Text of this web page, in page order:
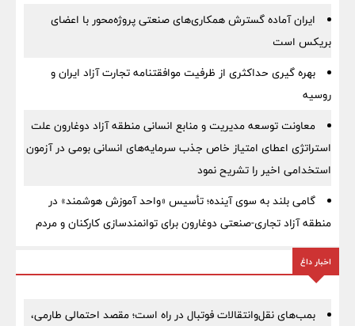
ایران آماده گسترش همکاری‌های صنعتی پروژه‌محور با اعضای
بریکس است
بهره گیری حداکثری از ظرفیت موافقتنامه تجارت آزاد ایران و
روسیه
معاونت توسعه مدیریت و منابع انسانی منطقه آزاد دوغارون علت
استراتژی اعطای امتیاز خاص جذب سرمایه‌های انسانی بومی در آزمون
استخدامی اخیر را تشریح نمود
گامی بلند به سوی آینده؛ تأسیس «واحد آموزش هوشمند» در
منطقه آزاد تجاری-صنعتی دوغارون برای توانمندسازی کارکنان و مردم
اخبار داغ
بمب‌های نقل‌وانتقالات فوتبال در راه است؛ مقصد احتمالی طارمی،